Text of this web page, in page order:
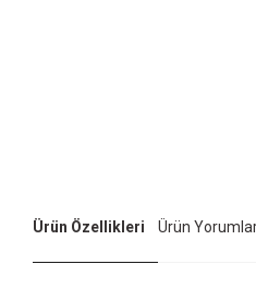
Ürün Özellikleri Ürün